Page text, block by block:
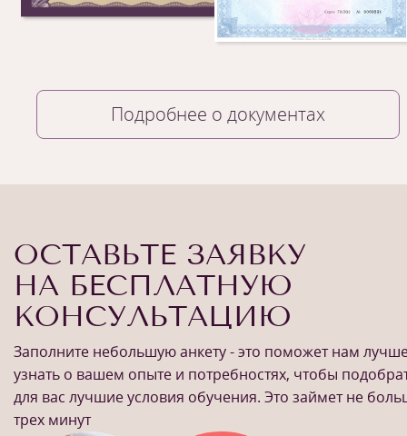
Подробнее о документах
ОСТАВЬТЕ ЗАЯВКУ
НА БЕСПЛАТНУЮ
КОНСУЛЬТАЦИЮ
Заполните небольшую анкету - это поможет нам
узнать о вашем опыте и потребностях, чтобы
для вас лучшие условия обучения. Это займет не
трех минут